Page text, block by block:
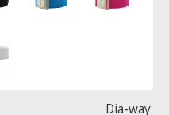
Dia-way